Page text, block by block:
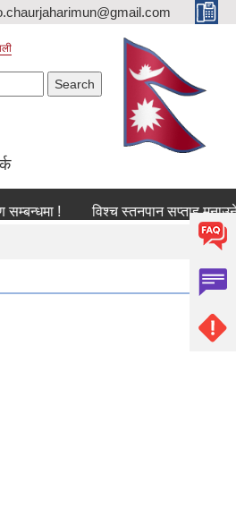
! विश्च स्तनपान सप्ताह मनाउने